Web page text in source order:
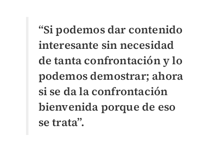
“Si podemos dar contenido
interesante sin necesidad
de tanta confrontación y lo
podemos demostrar; ahora
si se da la confrontación
bienvenida porque de eso
se trata”.